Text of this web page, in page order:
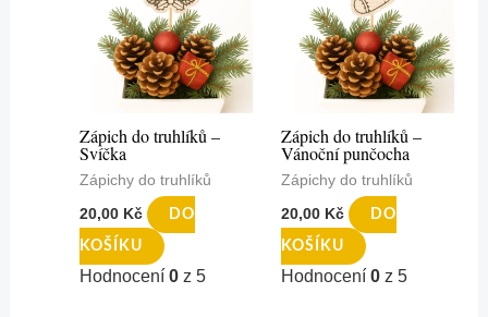
Zápich do truhlíků –
Svíčka
Zápichy do truhlíků
20,00 Kč DO
KOŠÍKU
Hodnocení 0z 5
Zápich do truhlíků –
Vánoční punčocha
Zápichy do truhlíků
20,00 Kč DO
KOŠÍKU
Hodnocení 0 z 5